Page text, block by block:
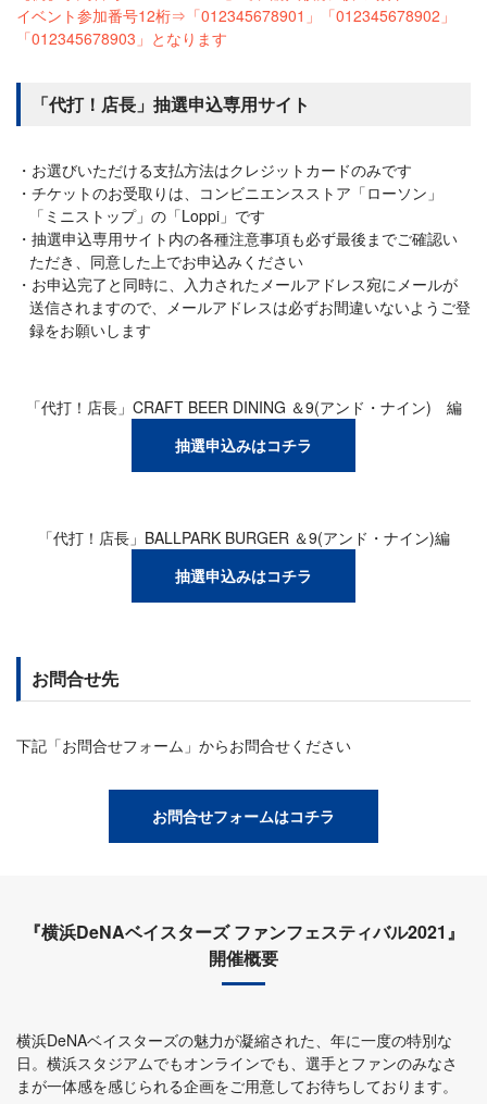
イベント参加番号12桁⇒「012345678901」「012345678902」
「012345678903」となります
「代打！店長」抽選申込専用サイト
お選びいただける支払方法はクレジットカードのみです
チケットのお受取りは、コンビニエンスストア「ローソン」
「ミニストップ」の「Loppi」です
抽選申込専用サイト内の各種注意事項も必ず最後までご確認い
ただき、同意した上でお申込みください
お申込完了と同時に、入力されたメールアドレス宛にメールが
送信されますので、メールアドレスは必ずお間違いないようご登
録をお願いします
「代打！店長」CRAFT BEER DINING ＆9(アンド・ナイン) 編
抽選申込みはコチラ
「代打！店長」BALLPARK BURGER ＆9(アンド・ナイン)編
抽選申込みはコチラ
お問合せ先
下記「お問合せフォーム」からお問合せください
お問合せフォームはコチラ
『横浜DeNAベイスターズ ファンフェスティバル2021』
開催概要
横浜DeNAベイスターズの魅力が凝縮された、年に一度の特別な
日。横浜スタジアムでもオンラインでも、選手とファンのみなさ
まが一体感を感じられる企画をご用意してお待ちしております。